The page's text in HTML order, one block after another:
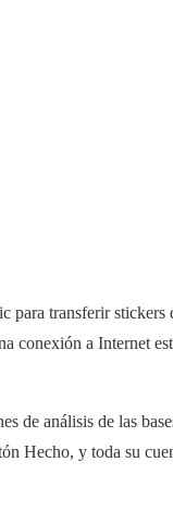
para transferir
conexión a Internet
de análisis de las
Hecho, y toda su